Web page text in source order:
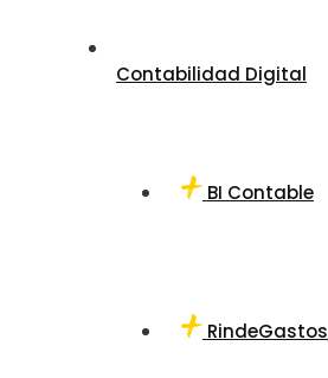
Contabilidad Digital
BI Contable
RindeGastos